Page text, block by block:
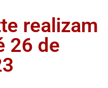
realizam
26 de